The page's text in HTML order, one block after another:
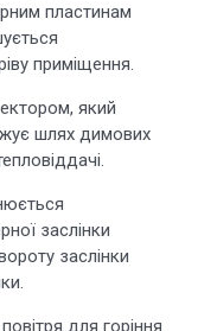
пластинам
приміщення.
який
шлях димових
заслінки
заслінки
для горіння